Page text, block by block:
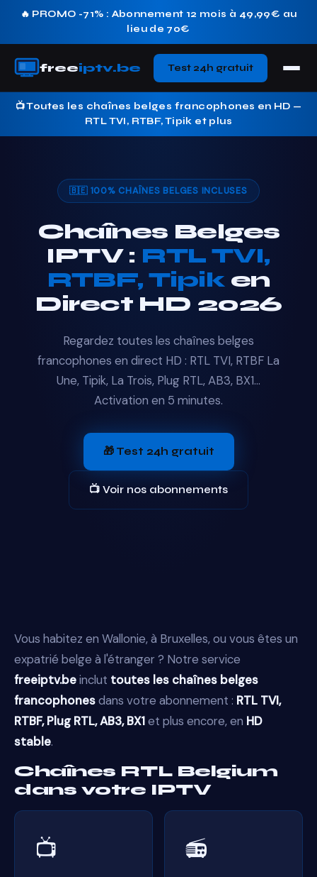
🔥 PROMO -71% : Abonnement 12 mois à 49,99€ au
lieu de 70€
freeiptv.be Test 24h gratuit
📺 Toutes les chaînes belges francophones en HD —
RTL TVI, RTBF, Tipik et plus
🇧🇪 100% CHAÎNES BELGES INCLUSES
Chaînes Belges
IPTV : RTL TVI,
RTBF, Tipiken
Direct HD 2026
Regardez toutes les chaînes belges
francophones en direct HD : RTL TVI, RTBF La
Une, Tipik, La Trois, Plug RTL, AB3, BX1...
Activation en 5 minutes.
🎁 Test 24h gratuit
📺 Voir nos abonnements
Vous habitez en Wallonie, à Bruxelles, ou vous êtes un
expatrié belge à l'étranger ? Notre service
freeiptv.beinclut toutes les chaînes belges
francophonesdans votre abonnement : RTL TVI,
RTBF, Plug RTL, AB3, BX1et plus encore, en HD
stable.
Chaînes RTL Belgium
dans votre IPTV
📺 📻